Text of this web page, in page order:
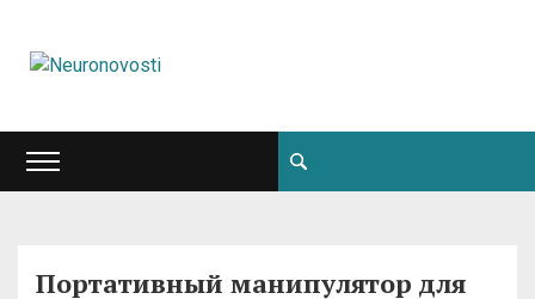
Портативный манипулятор для